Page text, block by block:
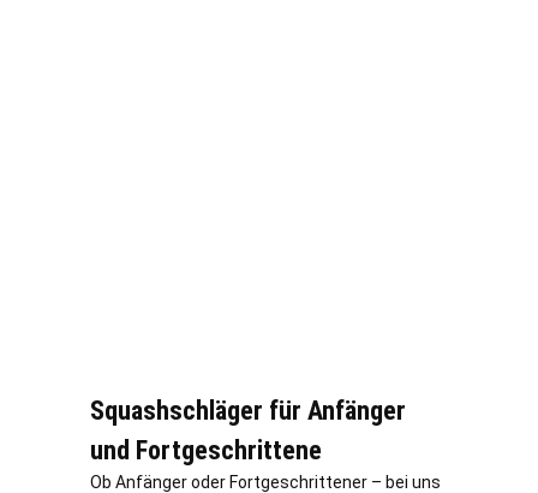
Squashschläger für Anfänger
und Fortgeschrittene
Ob Anfänger oder Fortgeschrittener – bei uns